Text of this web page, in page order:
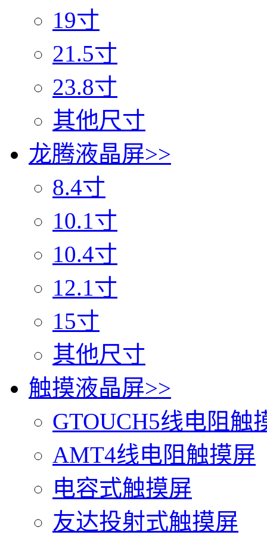
19寸
21.5寸
23.8寸
其他尺寸
龙腾液晶屏>>
8.4寸
10.1寸
10.4寸
12.1寸
15寸
其他尺寸
触摸液晶屏>>
GTOUCH5线电阻触
AMT4线电阻触摸屏
电容式触摸屏
友达投射式触摸屏